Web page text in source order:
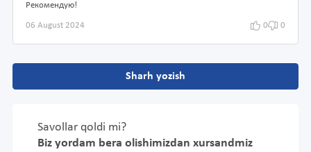
Рекомендую!
06 August 2024 0 0
Sharh yozish
Savollar qoldi mi?
Biz yordam bera olishimizdan xursandmiz